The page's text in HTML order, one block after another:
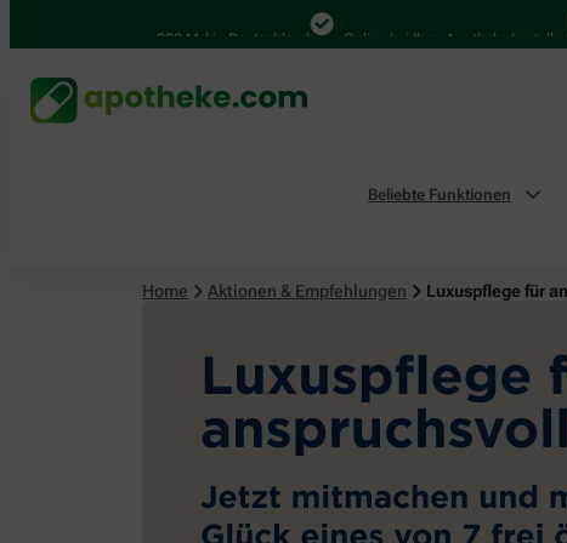
4.000 Mal in Deutschland Online bei Ihrer Apotheke bestellen
Beliebte Funktionen
Home Aktionen & Empfehlungen Luxuspflege für